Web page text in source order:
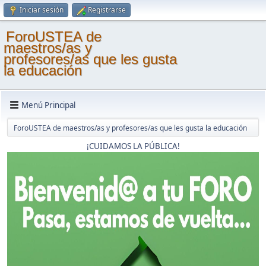
Iniciar sesión Registrarse
ForoUSTEA de
maestros/as y
profesores/as que les gusta
la educación
Menú Principal
ForoUSTEA de maestros/as y profesores/as que les gusta la educación
¡CUIDAMOS LA PÚBLICA!